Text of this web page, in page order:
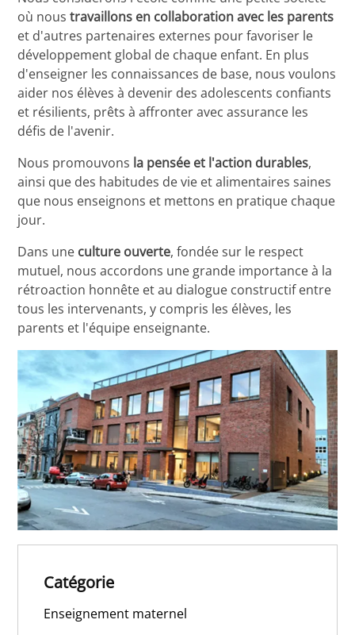
où noustravaillons en collaboration avec les parents
et d'autres partenaires externes pour favoriser le
développement global de chaque enfant. En plus
d'enseigner les connaissances de base, nous voulons
aider nos élèves à devenir des adolescents confiants
et résilients, prêts à affronter avec assurance les
défis de l'avenir.
Nous promouvons la pensée et l'action durables,
ainsi que des habitudes de vie et alimentaires saines
que nous enseignons et mettons en pratique chaque
jour.
Dans une culture ouverte, fondée sur le respect
mutuel, nous accordons une grande importance à la
rétroaction honnête et au dialogue constructif entre
tous les intervenants, y compris les élèves, les
parents et l'équipe enseignante.
Catégorie
Enseignement maternel